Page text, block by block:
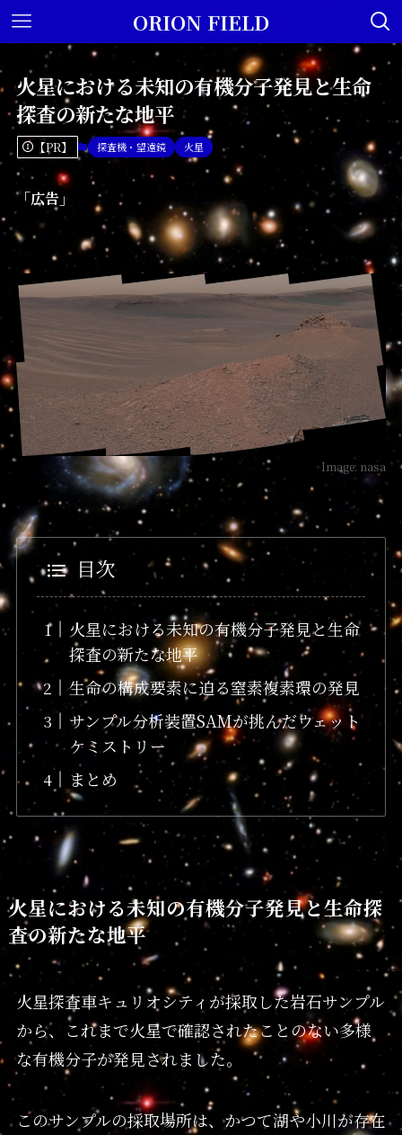
ORION FIELD
火星における未知の有機分子発見と生命
探査の新たな地平
【PR】 探査機・望遠鏡 火星
「広告」
Image: nasa
目次
火星における未知の有機分子発見と生命
探査の新たな地平
生命の構成要素に迫る窒素複素環の発見
サンプル分析装置SAMが挑んだウェット
ケミストリー
まとめ
火星における未知の有機分子発見と生命探
査の新たな地平
火星探査車キュリオシティが採取した岩石サンプル
から、これまで火星で確認されたことのない多様
な有機分子が発見されました。
このサンプルの採取場所は、かつて湖や小川が存在